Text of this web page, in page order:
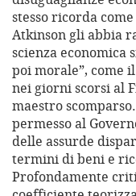
stesso ricorda
Atkinson gli abbia
scienza economica
poi morale”, come
nei giorni scorsi al
maestro
permesso al
delle assurde
termini di beni e
Profondamente